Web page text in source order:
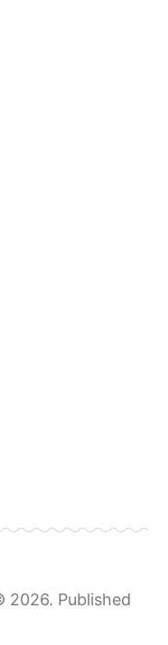
2026. Published